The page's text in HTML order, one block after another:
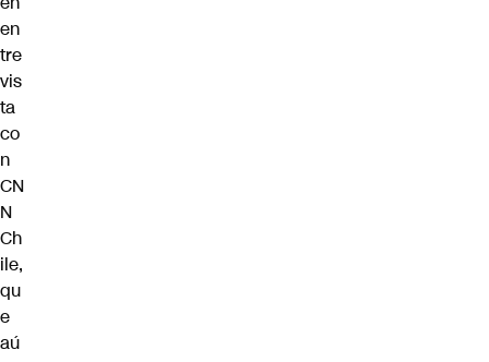
en
tre
vis
ta
co
n
CN
N
Ch
ile,
qu
e
aú